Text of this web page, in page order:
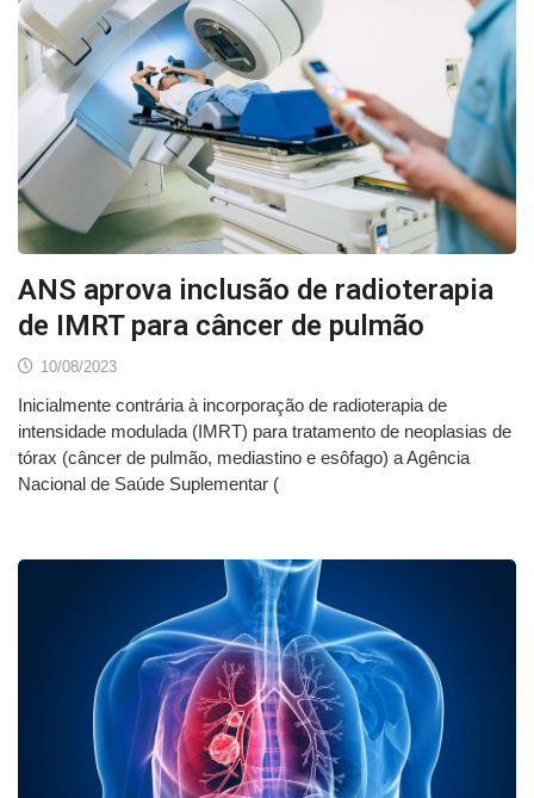
ANS aprova inclusão de radioterapia
de IMRT para câncer de pulmão
10/08/2023
Inicialmente contrária à incorporação de radioterapia de
intensidade modulada (IMRT) para tratamento de neoplasias de
tórax (câncer de pulmão, mediastino e esôfago) a Agência
Nacional de Saúde Suplementar (